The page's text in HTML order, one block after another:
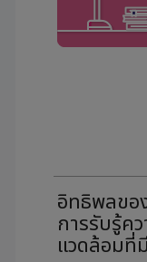
อิทธิพลขอ
การรับรู้ค
แวดล้อมที่